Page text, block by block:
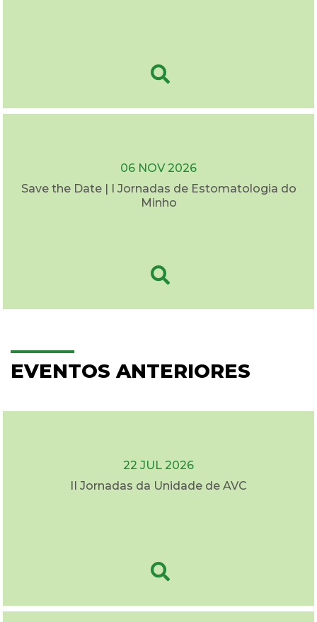
06 NOV 2026
Save the Date | I Jornadas de Estomatologia do
Minho
EVENTOS ANTERIORES
22 JUL 2026
II Jornadas da Unidade de AVC